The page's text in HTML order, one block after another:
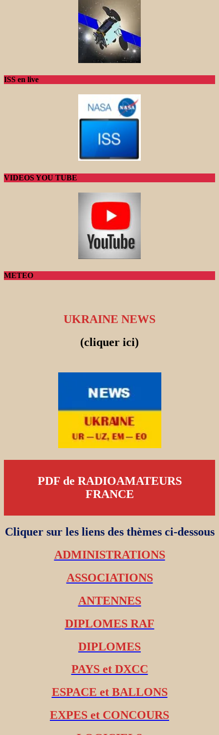
ISS en live
VIDEOS YOU TUBE
METEO
UKRAINE NEWS
(cliquer ici)
PDF de RADIOAMATEURS
FRANCE
Cliquer sur les liens des thèmes ci-dessous
ADMINISTRATIONS
ASSOCIATIONS
ANTENNES
DIPLOMES RAF
DIPLOMES
PAYS et DXCC
ESPACE et BALLONS
EXPES et CONCOURS